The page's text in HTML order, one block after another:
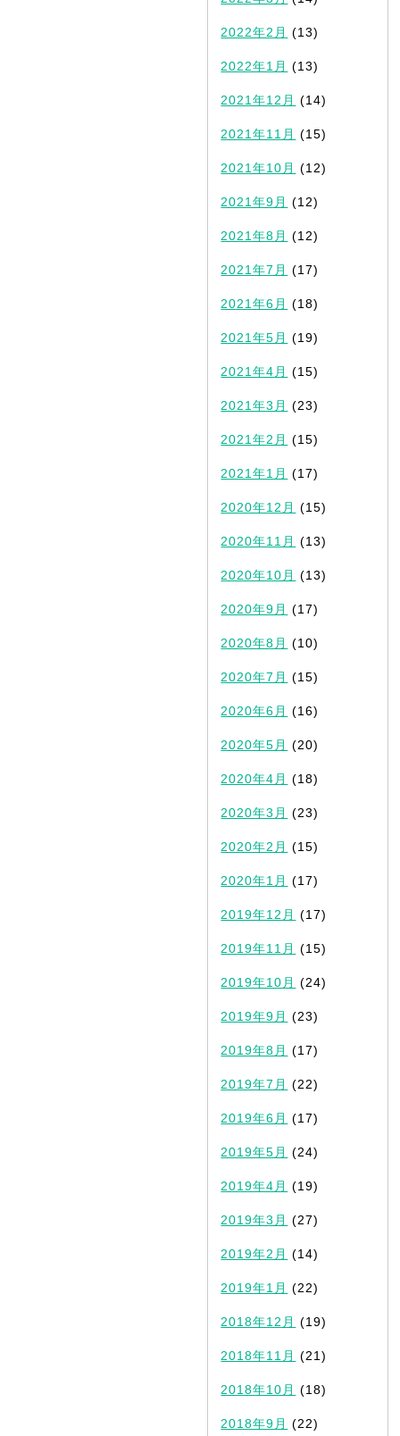
2022年2月 (13)
2022年1月 (13)
2021年12月 (14)
2021年11月 (15)
2021年10月 (12)
2021年9月 (12)
2021年8月 (12)
2021年7月 (17)
2021年6月 (18)
2021年5月 (19)
2021年4月 (15)
2021年3月 (23)
2021年2月 (15)
2021年1月 (17)
2020年12月 (15)
2020年11月 (13)
2020年10月 (13)
2020年9月 (17)
2020年8月 (10)
2020年7月 (15)
2020年6月 (16)
2020年5月 (20)
2020年4月 (18)
2020年3月 (23)
2020年2月 (15)
2020年1月 (17)
2019年12月 (17)
2019年11月 (15)
2019年10月 (24)
2019年9月 (23)
2019年8月 (17)
2019年7月 (22)
2019年6月 (17)
2019年5月 (24)
2019年4月 (19)
2019年3月 (27)
2019年2月 (14)
2019年1月 (22)
2018年12月 (19)
2018年11月 (21)
2018年10月 (18)
2018年9月 (22)